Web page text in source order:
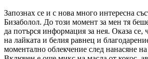
Запознах се и с нова много интересна
Бизаболол. До този момент за мен тя
да потърся информация за нея. Оказа се,
на лайката и белия равнец и
моментално облекчение след нанасяне на